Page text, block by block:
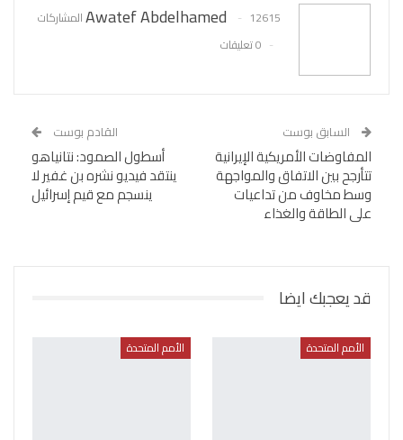
Awatef Abdelhamed
12615 المشاركات
0 تعليقات
السابق بوست
المفاوضات الأمريكية الإيرانية
تتأرجح بين الاتفاق والمواجهة
وسط مخاوف من تداعيات
على الطاقة والغذاء
القادم بوست
أسطول الصمود: نتانياهو
ينتقد فيديو نشره بن غفير لا
ينسجم مع قيم إسرائيل
قد يعجبك ايضا
الأمم المتحدة الأمم المتحدة